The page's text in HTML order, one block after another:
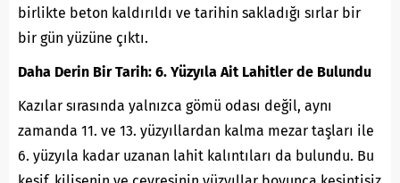
birlikte beton kaldırıldı ve tarihin sakladığı sırlar bir
bir gün yüzüne çıktı.
Daha Derin Bir Tarih: 6. Yüzyıla Ait Lahitler de Bulundu
Kazılar sırasında yalnızca gömü odası değil, aynı
zamanda 11. ve 13. yüzyıllardan kalma mezar taşları ile
6. yüzyıla kadar uzanan lahit kalıntıları da bulundu. Bu